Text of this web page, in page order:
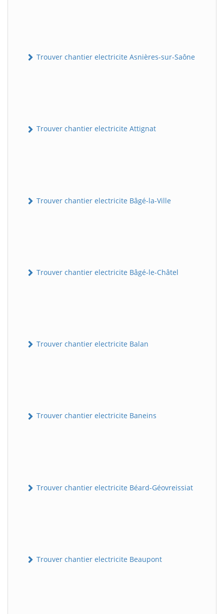
Trouver chantier electricite Asnières-sur-Saône
Trouver chantier electricite Attignat
Trouver chantier electricite Bâgé-la-Ville
Trouver chantier electricite Bâgé-le-Châtel
Trouver chantier electricite Balan
Trouver chantier electricite Baneins
Trouver chantier electricite Béard-Géovreissiat
Trouver chantier electricite Beaupont